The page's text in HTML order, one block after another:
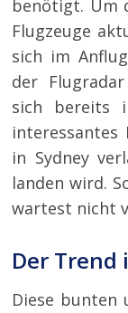
benötigt. Um
Flugzeuge
sich im
der
sich bereits
interessantes
in Sydney
landen wird.
wartest nicht
Der Trend
Diese bunten